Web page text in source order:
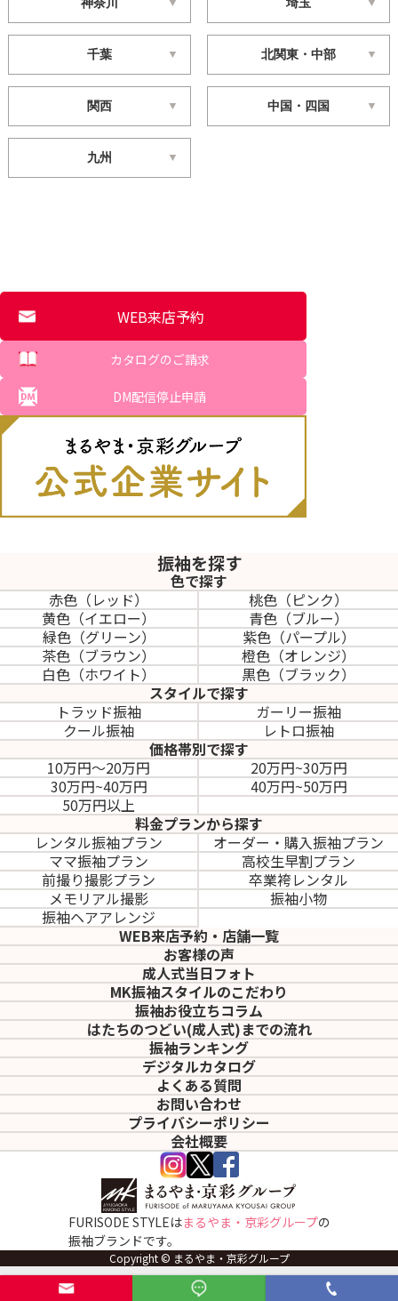
千葉 北関東・中部
関西 中国・四国
九州
WEB来店予約
カタログのご請求
DM配信停止申請
振袖を探す
色で探す
赤色（レッド）
桃色（ピンク）
黄色（イエロー）
青色（ブルー）
緑色（グリーン）
紫色（パープル）
茶色（ブラウン）
橙色（オレンジ）
白色（ホワイト）
黒色（ブラック）
スタイルで探す
トラッド振袖
ガーリー振袖
クール振袖
レトロ振袖
価格帯別で探す
10万円～20万円
20万円~30万円
30万円~40万円
40万円~50万円
50万円以上
料金プランから探す
レンタル振袖プラン
オーダー・購入振袖プラン
ママ振袖プラン
高校生早割プラン
前撮り撮影プラン
卒業袴レンタル
メモリアル撮影
振袖小物
振袖ヘアアレンジ
WEB来店予約・店舗一覧
お客様の声
成人式当日フォト
MK振袖スタイルのこだわり
振袖お役立ちコラム
はたちのつどい(成人式)までの流れ
振袖ランキング
デジタルカタログ
よくある質問
お問い合わせ
プライバシーポリシー
会社概要
FURISODE STYLEはまるやま・京彩グループの
振袖ブランドです。
Copyright © まるやま・京彩グループ